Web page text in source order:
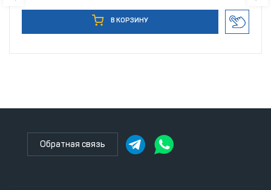
В КОРЗИНУ
Обратная связь